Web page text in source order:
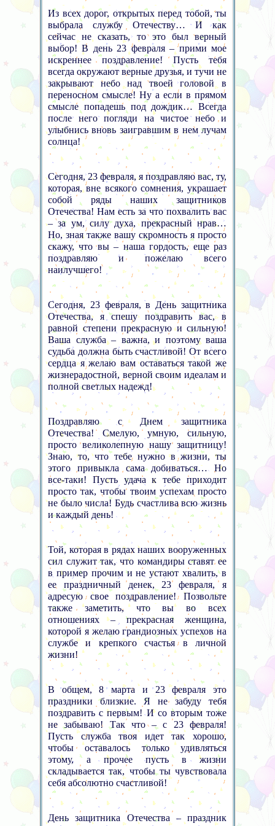
Из всех дорог, открытых перед тобой, ты
выбрала службу Отечеству… И как
сейчас не сказать, то это был верный
выбор! В день 23 февраля – прими мое
искреннее поздравление! Пусть тебя
всегда окружают верные друзья, и тучи не
закрывают небо над твоей головой в
переносном смысле! Ну а если в прямом
смысле попадешь под дождик… Всегда
после него погляди на чистое небо и
улыбнись вновь заигравшим в нем лучам
солнца!
Сегодня, 23 февраля, я поздравляю вас, ту,
которая, вне всякого сомнения, украшает
собой ряды наших защитников
Отечества! Нам есть за что похвалить вас
– за ум, силу духа, прекрасный нрав…
Но, зная также вашу скромность я просто
скажу, что вы – наша гордость, еще раз
поздравляю и пожелаю всего
наилучшего!
Сегодня, 23 февраля, в День защитника
Отечества, я спешу поздравить вас, в
равной степени прекрасную и сильную!
Ваша служба – важна, и поэтому ваша
судьба должна быть счастливой! От всего
сердца я желаю вам оставаться такой же
жизнерадостной, верной своим идеалам и
полной светлых надежд!
Поздравляю с Днем защитника
Отечества! Смелую, умную, сильную,
просто великолепную нашу защитницу!
Знаю, то, что тебе нужно в жизни, ты
этого привыкла сама добиваться… Но
все-таки! Пусть удача к тебе приходит
просто так, чтобы твоим успехам просто
не было числа! Будь счастлива всю жизнь
и каждый день!
Той, которая в рядах наших вооруженных
сил служит так, что командиры ставят ее
в пример прочим и не устают хвалить, в
ее праздничный денек, 23 февраля, я
адресую свое поздравление! Позвольте
также заметить, что вы во всех
отношениях – прекрасная женщина,
которой я желаю грандиозных успехов на
службе и крепкого счастья в личной
жизни!
В общем, 8 марта и 23 февраля это
праздники близкие. Я не забуду тебя
поздравить с первым! И со вторым тоже
не забываю! Так что – с 23 февраля!
Пусть служба твоя идет так хорошо,
чтобы оставалось только удивляться
этому, а прочее пусть в жизни
складывается так, чтобы ты чувствовала
себя абсолютно счастливой!
День защитника Отечества – праздник